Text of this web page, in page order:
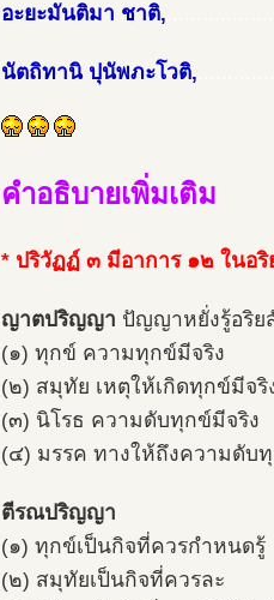
อะยะมันติมา ชาติ,
นัตถิทานิ ปุนัพภะโวติ,
คำอธิบายเพิ่มเติม
* ปริวัฏฏ์ ๓ มีอาการ ๑๒ ในอ
ญาตปริญญา ปัญญาหยั่งรู้อริย
(๑) ทุกข์ ความทุกข์มีจริง
(๒) สมุทัย เหตุให้เกิดทุกข์มีจริ
(๓) นิโรธ ความดับทุกข์มีจริง
(๔) มรรค ทางให้ถึงความดับ
ตีรณปริญญา
(๑) ทุกข์เป็นกิจที่ควรกำหนดรู้
(๒) สมุทัยเป็นกิจที่ควรละ